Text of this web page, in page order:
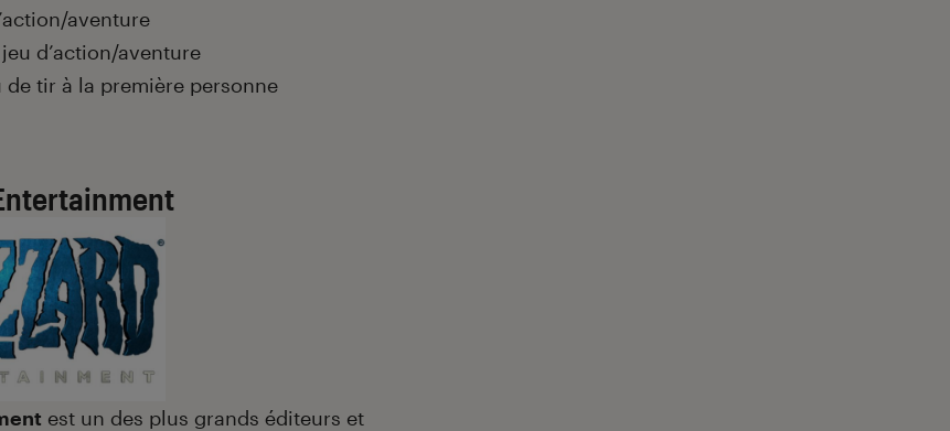
aventure
jeu d’action/aventure
de tir à la première personne
est un des plus grands éditeurs et